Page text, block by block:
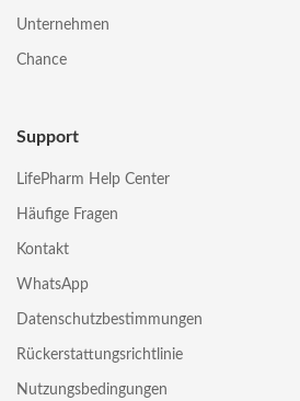
Unternehmen
Chance
Support
LifePharm Help Center
Häufige Fragen
Kontakt
WhatsApp
Datenschutzbestimmungen
Rückerstattungsrichtlinie
Nutzungsbedingungen